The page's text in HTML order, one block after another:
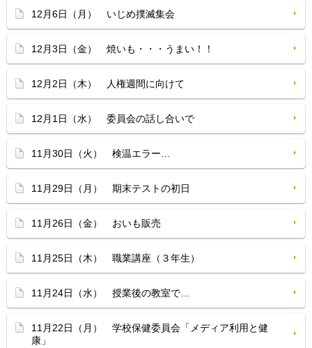
12月6日（月） いじめ撲滅集会
12月3日（金） 焼いも・・・うまい！！
12月2日（木） 人権週間に向けて
12月1日（水） 委員会の話し合いで
11月30日（火） 検温エラー…
11月29日（月） 期末テストの初日
11月26日（金） おいも販売
11月25日（木） 職業講座（３年生）
11月24日（水） 授業後の教室で…
11月22日（月） 学校保健委員会「メディア利用と健
康」